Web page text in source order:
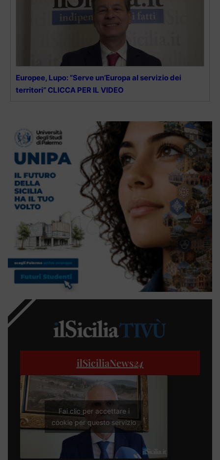
Europee, Lupo: “Serve un’Europa al servizio dei
territori” CLICCA PER IL VIDEO
ilSiciliaNews24
Fai clic per accettare i
cookie per questo servizio